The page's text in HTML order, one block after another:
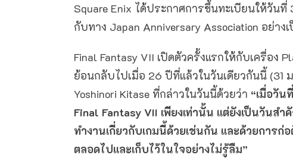
Square Enix ได้ประกาศการขึ้นทะเบียนให้วันที่
กับทาง Japan Anniversary Association อย่าง
Final Fantasy VII เปิดตัวครั้งแรกให้กับเครื่อง
ย้อนกลับไปเมื่อ 26 ปีที่แล้วในวันเดียวกันนี้
Yoshinori Kitase ที่กล่าวในวันนี้ด้วยว่า “เมื่อวัน
Final Fantasy VII เพียงเท่านั้น แต่ยังเป็นวันส
ทำงานเกี่ยวกับเกมนี้ด้วยเช่นกัน และด้วยการก่
ตลอดไปและเก็บไว้ในใจอย่างไม่รู้ลืม”